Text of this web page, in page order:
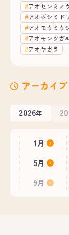
アオセンミノ
アオボシミド
アオモウミウ
アオモンツガ
アオヤガラ
アーカイブ
2026年
1月
5月
9月